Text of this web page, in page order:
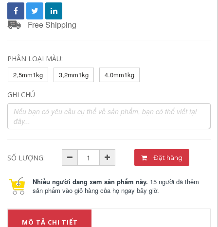
Free Shipping
PHÂN LOẠI MÀU:
2,5mm1kg
3,2mm1kg 4.0mm1kg
GHI CHÚ
SỐ LƯỢNG: Đặt hàng
Nhiều người đang xem sản phẩm này. 15 người đã thêm
sản phẩm vào giỏ hàng của họ ngay bây giờ.
MÔ TẢ CHI TIẾT